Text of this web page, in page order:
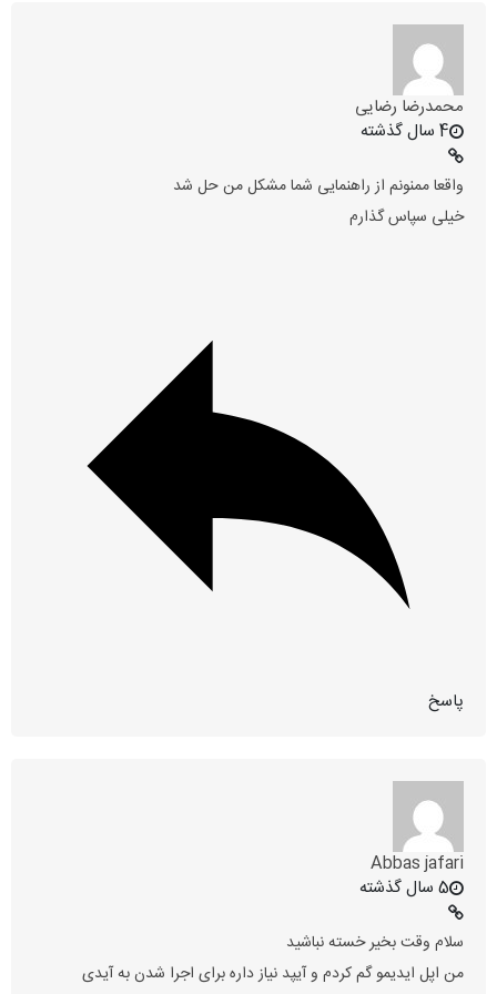
محمدرضا رضایی
4 سال گذشته
واقعا ممنونم از راهنمایی شما مشکل من حل شد
خیلی سپاس گذارم
پاسخ
Abbas jafari
5 سال گذشته
سلام وقت بخیر خسته نباشید
من اپل ایدیمو گم کردم و آیپد نیاز داره برای اجرا شدن به آیدی